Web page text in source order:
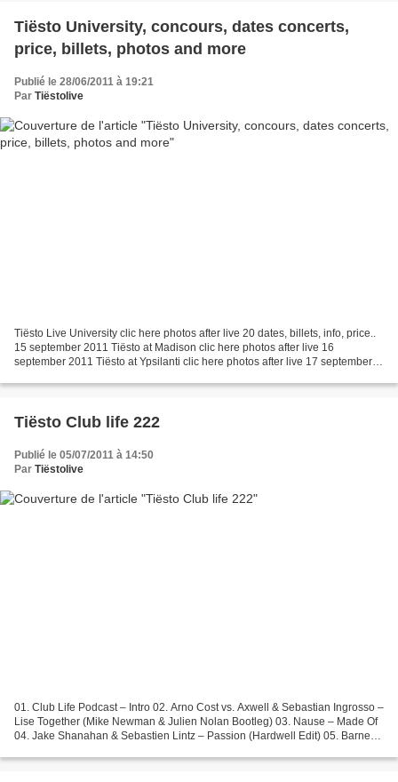
Tiësto University, concours, dates concerts,
price, billets, photos and more
Publié le 28/06/2011 à 19:21
Par Tiëstolive
Tiësto Live University clic here photos after live 20 dates, billets, info, price..
15 september 2011 Tiësto at Madison clic here photos after live 16
september 2011 Tiësto at Ypsilanti clic here photos after live 17 september
Tiësto Club life 222
Publié le 05/07/2011 à 14:50
Par Tiëstolive
01. Club Life Podcast – Intro 02. Arno Cost vs. Axwell & Sebastian Ingrosso –
Lise Together (Mike Newman & Julien Nolan Bootleg) 03. Nause – Made Of
04. Jake Shanahan & Sebastien Lintz – Passion (Hardwell Edit) 05. Barnes